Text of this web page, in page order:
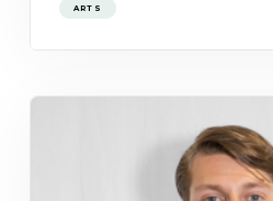
ARTS